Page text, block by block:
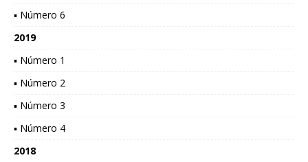
▪ Número 6
2019
▪ Número 1
▪ Número 2
▪ Número 3
▪ Número 4
2018